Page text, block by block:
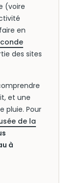
(voire
en
des sites
et une
pluie. Pour
de la
à